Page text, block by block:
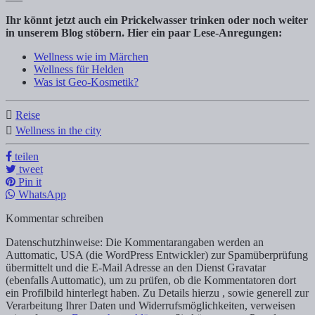
Ihr könnt jetzt auch ein Prickelwasser trinken oder noch weiter
in unserem Blog stöbern. Hier ein paar Lese-Anregungen:
Wellness wie im Märchen
Wellness für Helden
Was ist Geo-Kosmetik?
Reise
Wellness in the city
teilen
tweet
Pin it
WhatsApp
Kommentar schreiben
Datenschutzhinweise: Die Kommentarangaben werden an
Auttomatic, USA (die WordPress Entwickler) zur Spamüberprüfung
übermittelt und die E-Mail Adresse an den Dienst Gravatar
(ebenfalls Auttomatic), um zu prüfen, ob die Kommentatoren dort
ein Profilbild hinterlegt haben. Zu Details hierzu , sowie generell zur
Verarbeitung Ihrer Daten und Widerrufsmöglichkeiten, verweisen